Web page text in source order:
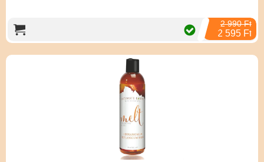
2 990 Ft
2 595 Ft